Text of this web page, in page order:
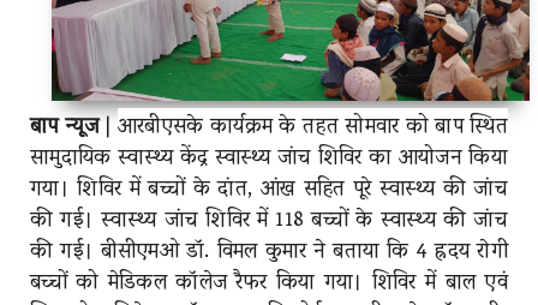
बाप न्यूज|आरबीएसके कार्यक्रम के तहत सोमवार को बाप स्थित
सामुदायिक स्वास्थ्य केंद्र स्वास्थ्य जांच शिविर का आयोजन किया
गया। शिविर में बच्चों के दांत, आंख सहित पूरे स्वास्थ्य की जांच
की गई। स्वास्थ्य जांच शिविर में 118 बच्चों के स्वास्थ्य की जांच
की गई। बीसीएमओ डॉ. विमल कुमार ने बताया कि 4 ह्रदय राेगी
बच्चों को मेडिकल कॉलेज रैफर किया गया। शिविर में बाल एवं